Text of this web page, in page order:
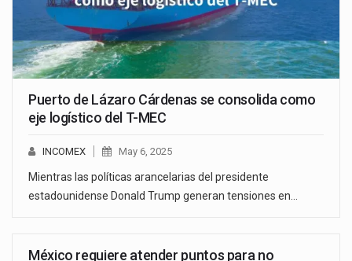
Puerto de Lázaro Cárdenas se consolida como
eje logístico del T-MEC
INCOMEX May 6, 2025
Mientras las políticas arancelarias del presidente
estadounidense Donald Trump generan tensiones en…
México requiere atender puntos para no